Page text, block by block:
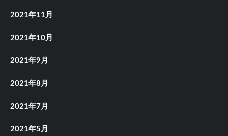
2021年11月
2021年10月
2021年9月
2021年8月
2021年7月
2021年5月